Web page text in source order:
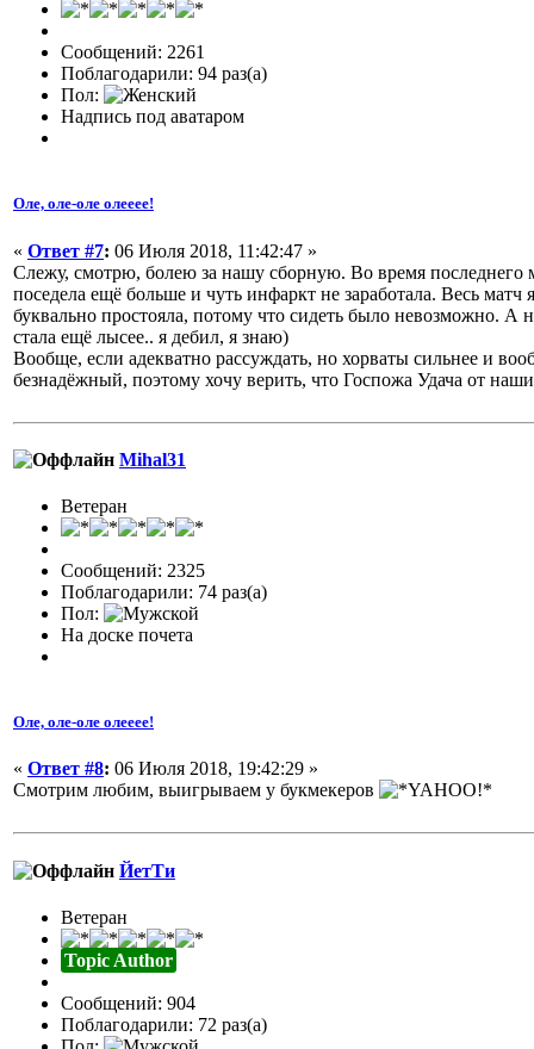
Сообщений: 2261
Поблагодарили: 94 раз(а)
Пол:
Надпись под аватаром
Оле, оле-оле олееее!
« Ответ #7: 06 Июля 2018, 11:42:47 »
Слежу, смотрю, болею за нашу сборную. Во время последнего
поседела ещё больше и чуть инфаркт не заработала. Весь матч
буквально простояла, потому что сидеть было невозможно. А
стала ещё лысее.. я дебил, я знаю)
Вообще, если адекватно рассуждать, но хорваты сильнее и
безнадёжный, поэтому хочу верить, что Госпожа Удача от
Mihal31
Ветеран
Сообщений: 2325
Поблагодарили: 74 раз(а)
Пол:
На доске почета
Оле, оле-оле олееее!
« Ответ #8: 06 Июля 2018, 19:42:29 »
Смотрим любим, выигрываем у букмекеров
ЙетТи
Ветеран
Topic Author
Сообщений: 904
Поблагодарили: 72 раз(а)